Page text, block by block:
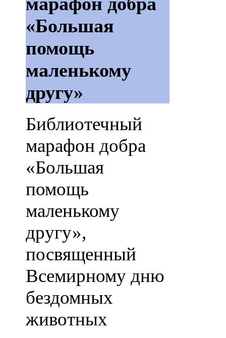
«Большая
помощь
маленькому
другу»
Библиотечный
марафон добра
«Большая
помощь
маленькому
другу»,
посвященный
Всемирному дню
бездомных
животных